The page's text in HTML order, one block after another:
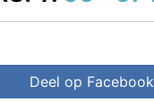
Deel op Facebook